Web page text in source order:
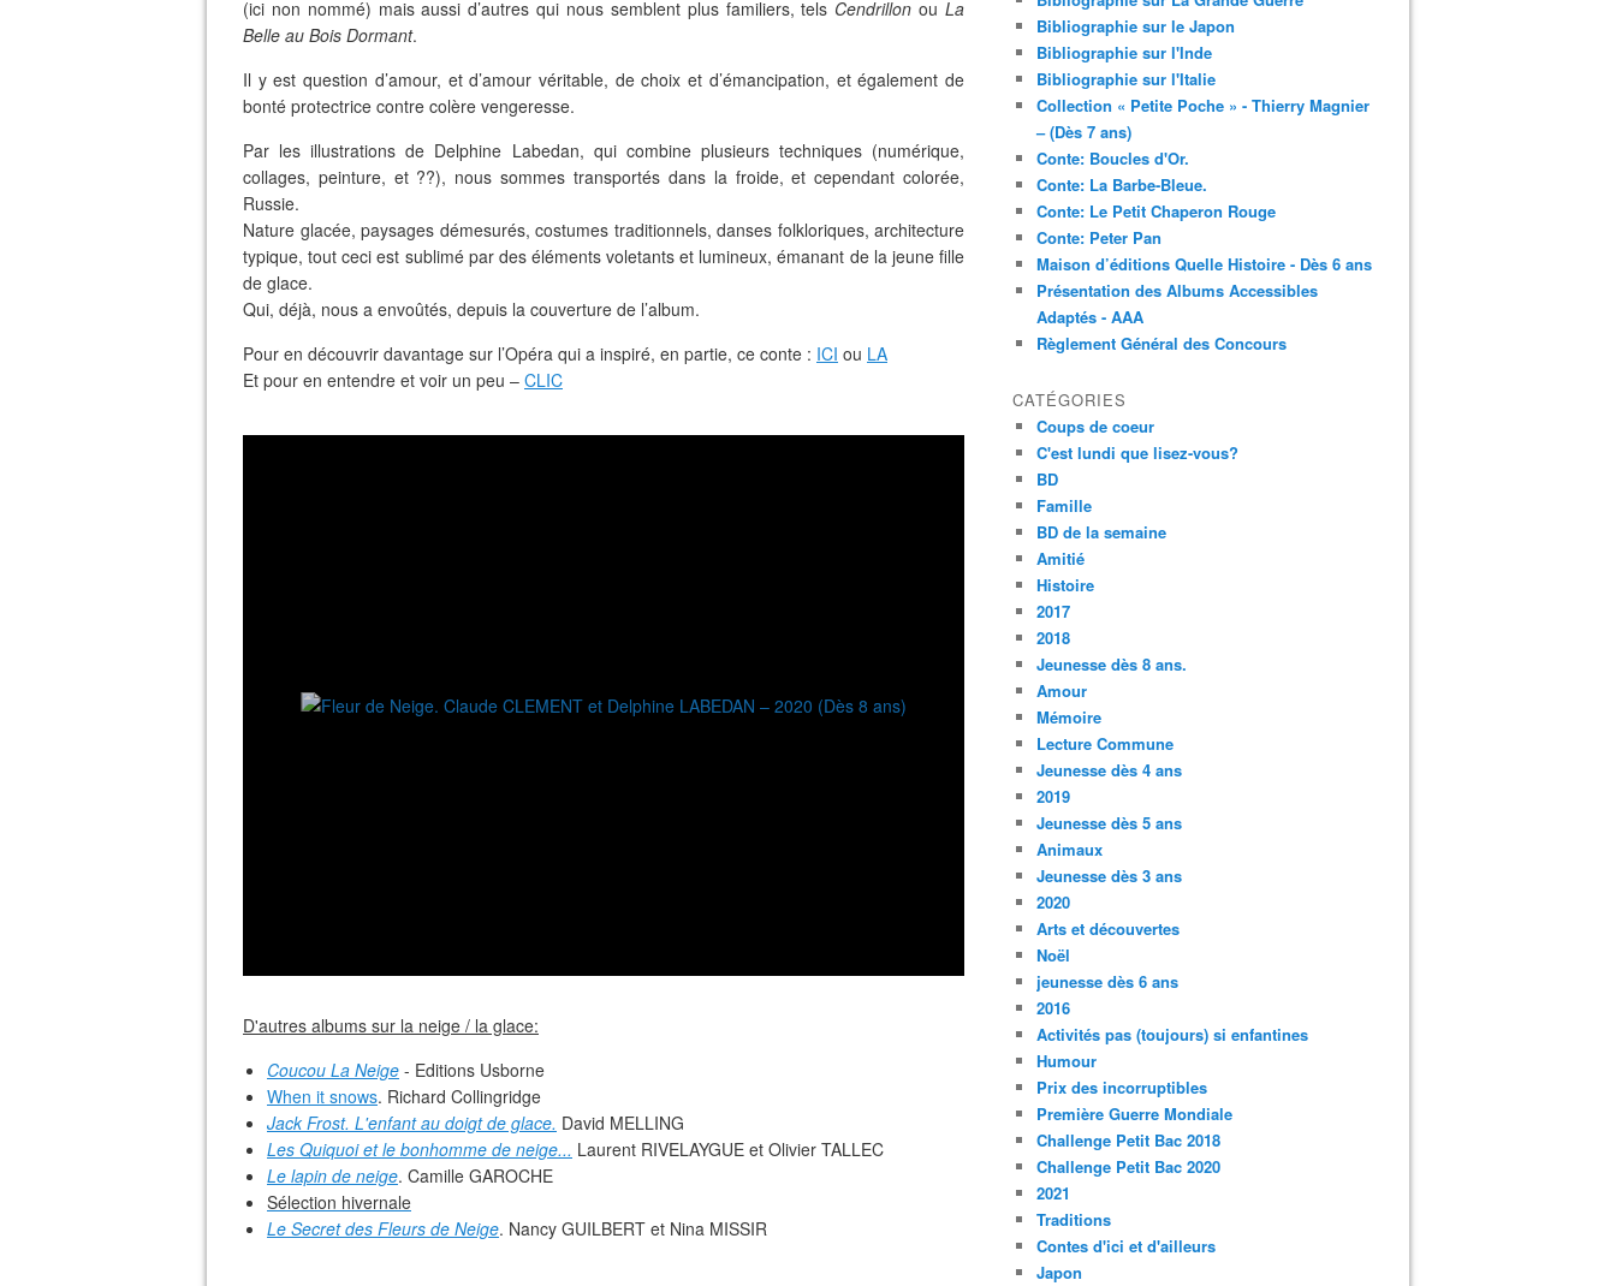
(ici non nommé) mais aussi d’autres qui nous semblent plus familiers, tels Cendrillon ouLa
Belle au Bois Dormant.
Il y est question d’amour, et d’amour véritable, de choix et d’émancipation, et également de
bonté protectrice contre colère vengeresse.
Par les illustrations de Delphine Labedan, qui combine plusieurs techniques (numérique,
collages, peinture, et ??), nous sommes transportés dans la froide, et cependant colorée,
Russie.
Nature glacée, paysages démesurés, costumes traditionnels, danses folkloriques, architecture
typique, tout ceci est sublimé par des éléments voletants et lumineux, émanant de la jeune fille
de glace.
Qui, déjà, nous a envoûtés, depuis la couverture de l’album.
Pour en découvrir davantage sur l’Opéra qui a inspiré, en partie, ce conte : ICI ou LA
Et pour en entendre et voir un peu – CLIC
D'autres albums sur la neige / la glace:
Coucou La Neige - Editions Usborne
When it snows. Richard Collingridge
Jack Frost. L'enfant au doigt de glace. David MELLING
Les Quiquoi et le bonhomme de neige... Laurent RIVELAYGUE et Olivier TALLEC
Le lapin de neige. Camille GAROCHE
Sélection hivernale
Le Secret des Fleurs de Neige. Nancy GUILBERT et Nina MISSIR
Bibliographie sur le Japon
Bibliographie sur l'Inde
Bibliographie sur l'Italie
Collection « Petite Poche » - Thierry Magnier
– (Dès 7 ans)
Conte: Boucles d'Or.
Conte: La Barbe-Bleue.
Conte: Le Petit Chaperon Rouge
Conte: Peter Pan
Maison d’éditions Quelle Histoire - Dès 6 ans
Présentation des Albums Accessibles
Adaptés - AAA
Règlement Général des Concours
CATÉGORIES
Coups de coeur
C'est lundi que lisez-vous?
BD
Famille
BD de la semaine
Amitié
Histoire
2017
2018
Jeunesse dès 8 ans.
Amour
Mémoire
Lecture Commune
Jeunesse dès 4 ans
2019
Jeunesse dès 5 ans
Animaux
Jeunesse dès 3 ans
2020
Arts et découvertes
Noël
jeunesse dès 6 ans
2016
Activités pas (toujours) si enfantines
Humour
Prix des incorruptibles
Première Guerre Mondiale
Challenge Petit Bac 2018
Challenge Petit Bac 2020
2021
Traditions
Contes d'ici et d'ailleurs
Japon